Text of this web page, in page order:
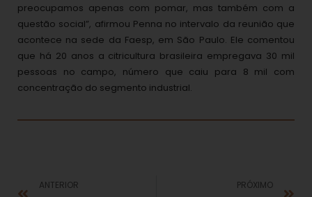
preocupamos apenas com pomar, mas também com a
questão social”, afirmou Penna no intervalo da reunião que
acontece na sede da Faesp, em São Paulo. Ele comentou
que há 20 anos a citricultura brasileira empregava 30 mil
pessoas no campo, número que caiu para 8 mil com
concentração do segmento industrial.
ANTERIOR PRÓXIMO